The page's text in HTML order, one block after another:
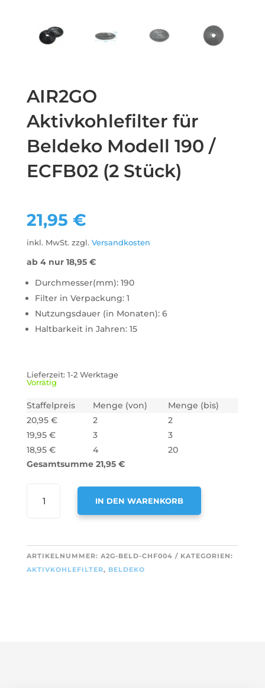
AIR2GO
Aktivkohlefilter für
Beldeko Modell 190 /
ECFB02 (2 Stück)
21,95 €
inkl. MwSt. zzgl. Versandkosten
ab 4 nur 18,95 €
Durchmesser(mm): 190
Filter in Verpackung: 1
Nutzungsdauer (in Monaten): 6
Haltbarkeit in Jahren: 15
Lieferzeit: 1-2 Werktage
Vorrätig
Staffelpreis Menge (von)
Menge (bis)
20,95 € 2
2
19,95 € 3
3
18,95 € 4
20
Gesamtsumme 21,95 €
AKTIVKOHLEFILTER
MODELL
190
/
IN DEN WARENKORB
T
E
ARTIKELNUMMER: A2G-BELD-CHF004
KATEGORIEN:
AKTIVKOHLEFILTER, BELDEKO